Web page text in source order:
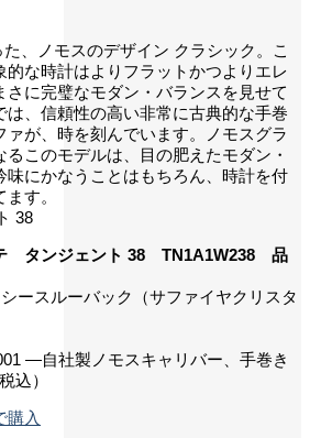
、ノモスのデザイン クラシック。こ
的な時計はよりフラットかつよりエレ
さに完璧なモダン・バランスを見せて
は、信頼性の高い非常に古典的な手巻
ァが、時を刻んでいます。ノモスグラ
このモデルは、目の肥えたモダン・
味にかなうことはもちろん、時計を付
す。
タンジェント 38 TN1A1W238 品
ースルーバック（サファイヤクリスタ
―自社製ノモスキャリバー、手巻き
込）
購入